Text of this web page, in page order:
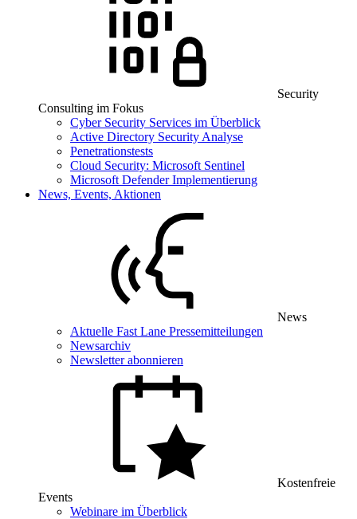
Security
Consulting im Fokus
Cyber Security Services im Überblick
Active Directory Security Analyse
Penetrationstests
Cloud Security: Microsoft Sentinel
Microsoft Defender Implementierung
News, Events, Aktionen
News
Aktuelle Fast Lane Pressemitteilungen
Newsarchiv
Newsletter abonnieren
Kostenfreie
Events
Webinare im Überblick